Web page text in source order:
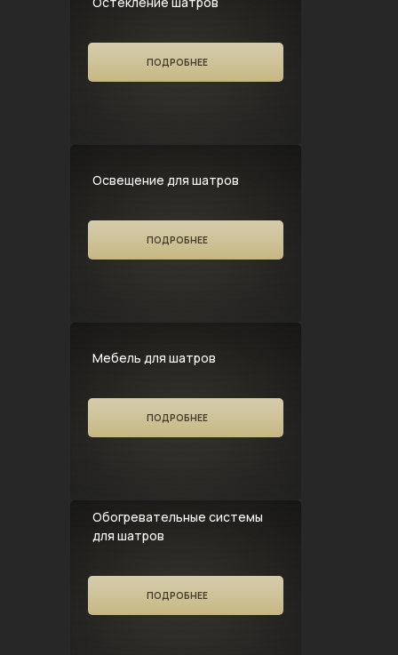
ПОДРОБНЕЕ
Освещение для шатров
ПОДРОБНЕЕ
Мебель для шатров
ПОДРОБНЕЕ
Обогревательные системы
для шатров
ПОДРОБНЕЕ